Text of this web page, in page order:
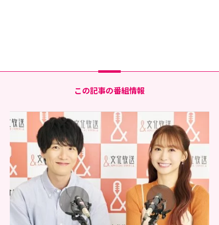
この記事の番組情報